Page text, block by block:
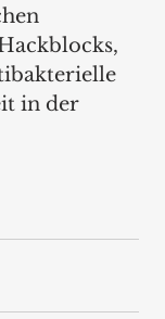
in der